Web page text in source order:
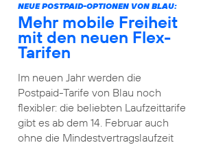
NEUE POSTPAID-OPTIONEN VON BLAU:
Mehr mobile Freiheit
mit den neuen Flex-
Tarifen
Im neuen Jahr werden die
Postpaid-Tarife von Blau noch
flexibler: die beliebten Laufzeittarife
gibt es ab dem 14. Februar auch
ohne die Mindestvertragslaufzeit